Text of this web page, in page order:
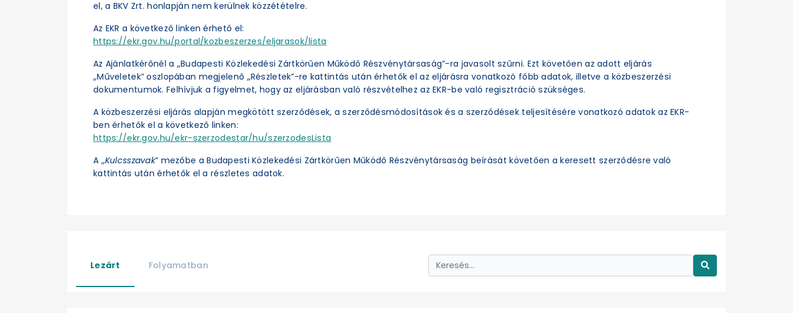
el, a BKV Zrt. honlapján nem kerülnek közzétételre.
Az EKR a következő linken érhető el:
https://ekr.gov.hu/portal/kozbeszerzes/eljarasok/lista
Az Ajánlatkérőnél a „Budapesti Közlekedési Zártkörűen Működő Részvénytársaság”-ra javasolt szűrni. Ezt követően az adott eljárás
„Műveletek” oszlopában megjelenő „Részletek”-re kattintás után érhetők el az eljárásra vonatkozó főbb adatok, illetve a közbeszerzési
dokumentumok. Felhívjuk a figyelmet, hogy az eljárásban való részvételhez az EKR-be való regisztráció szükséges.
A közbeszerzési eljárás alapján megkötött szerződések, a szerződésmódosítások és a szerződések teljesítésére vonatkozó adatok az EKR-
ben érhetők el a következő linken:
https://ekr.gov.hu/ekr-szerzodestar/hu/szerzodesLista
A „Kulcsszavak” mezőbe a Budapesti Közlekedési Zártkörűen Működő Részvénytársaság beírását követően a keresett szerződésre való
kattintás után érhetők el a részletes adatok.
Lezárt Folyamatban